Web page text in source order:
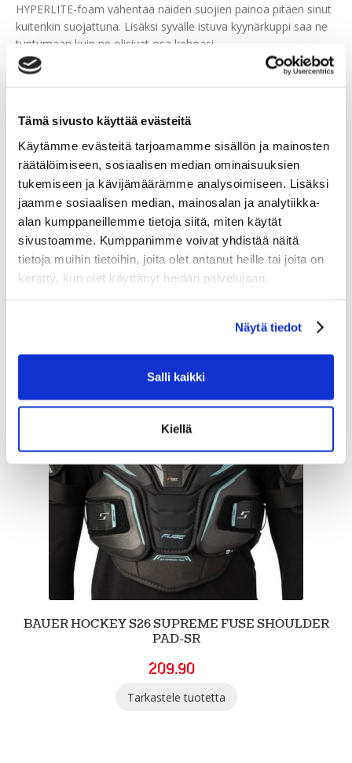
Tämä sivusto käyttää evästeitä
Käytämme evästeitä tarjoamamme sisällön ja mainosten
räätälöimiseen, sosiaalisen median ominaisuuksien
tukemiseen ja kävijämäärämme analysoimiseen. Lisäksi
jaamme sosiaalisen median, mainosalan ja analytiikka-
alan kumppaneillemme tietoja siitä, miten käytät
sivustoamme. Kumppanimme voivat yhdistää näitä
tietoja muihin tietoihin, joita olet antanut heille tai joita on
kerätty, kun olet käyttänyt heidän palvelujaan.
Näytä tiedot
Salli kaikki
Kiellä
HYPERLITE-foam vähentää näiden suojien painoa pitäen sinut
kuitenkin suojattuna. Lisäksi syvälle istuva kyynärkuppi saa ne
tuntumaan kuin ne olisivat osa kehoasi.
Syvempään istuva kyynärkuppi ja 360 asteen kyynärvarren
lisää mukavuutta ja vakautta.
HYPERLITE-foam vähentää näiden suojien painoa tinkimättä
kuitenkaan suojauksesta.
Kyynärsuojat on suunniteltu tuntumaan kuin ne olisivat osa
kehoasi ja sisältävät anatomisen muotoilun ja kelluvan
hauissuojan — auttaen sinua pysymään ketteränä ja sulavana
jokaisessa harhautuksessa, laukauksessa ja syötössä.
BAUER HOCKEY S26 SUPREME FUSE SHOULDER
PAD-SR
209.90
Tarkastele tuotetta